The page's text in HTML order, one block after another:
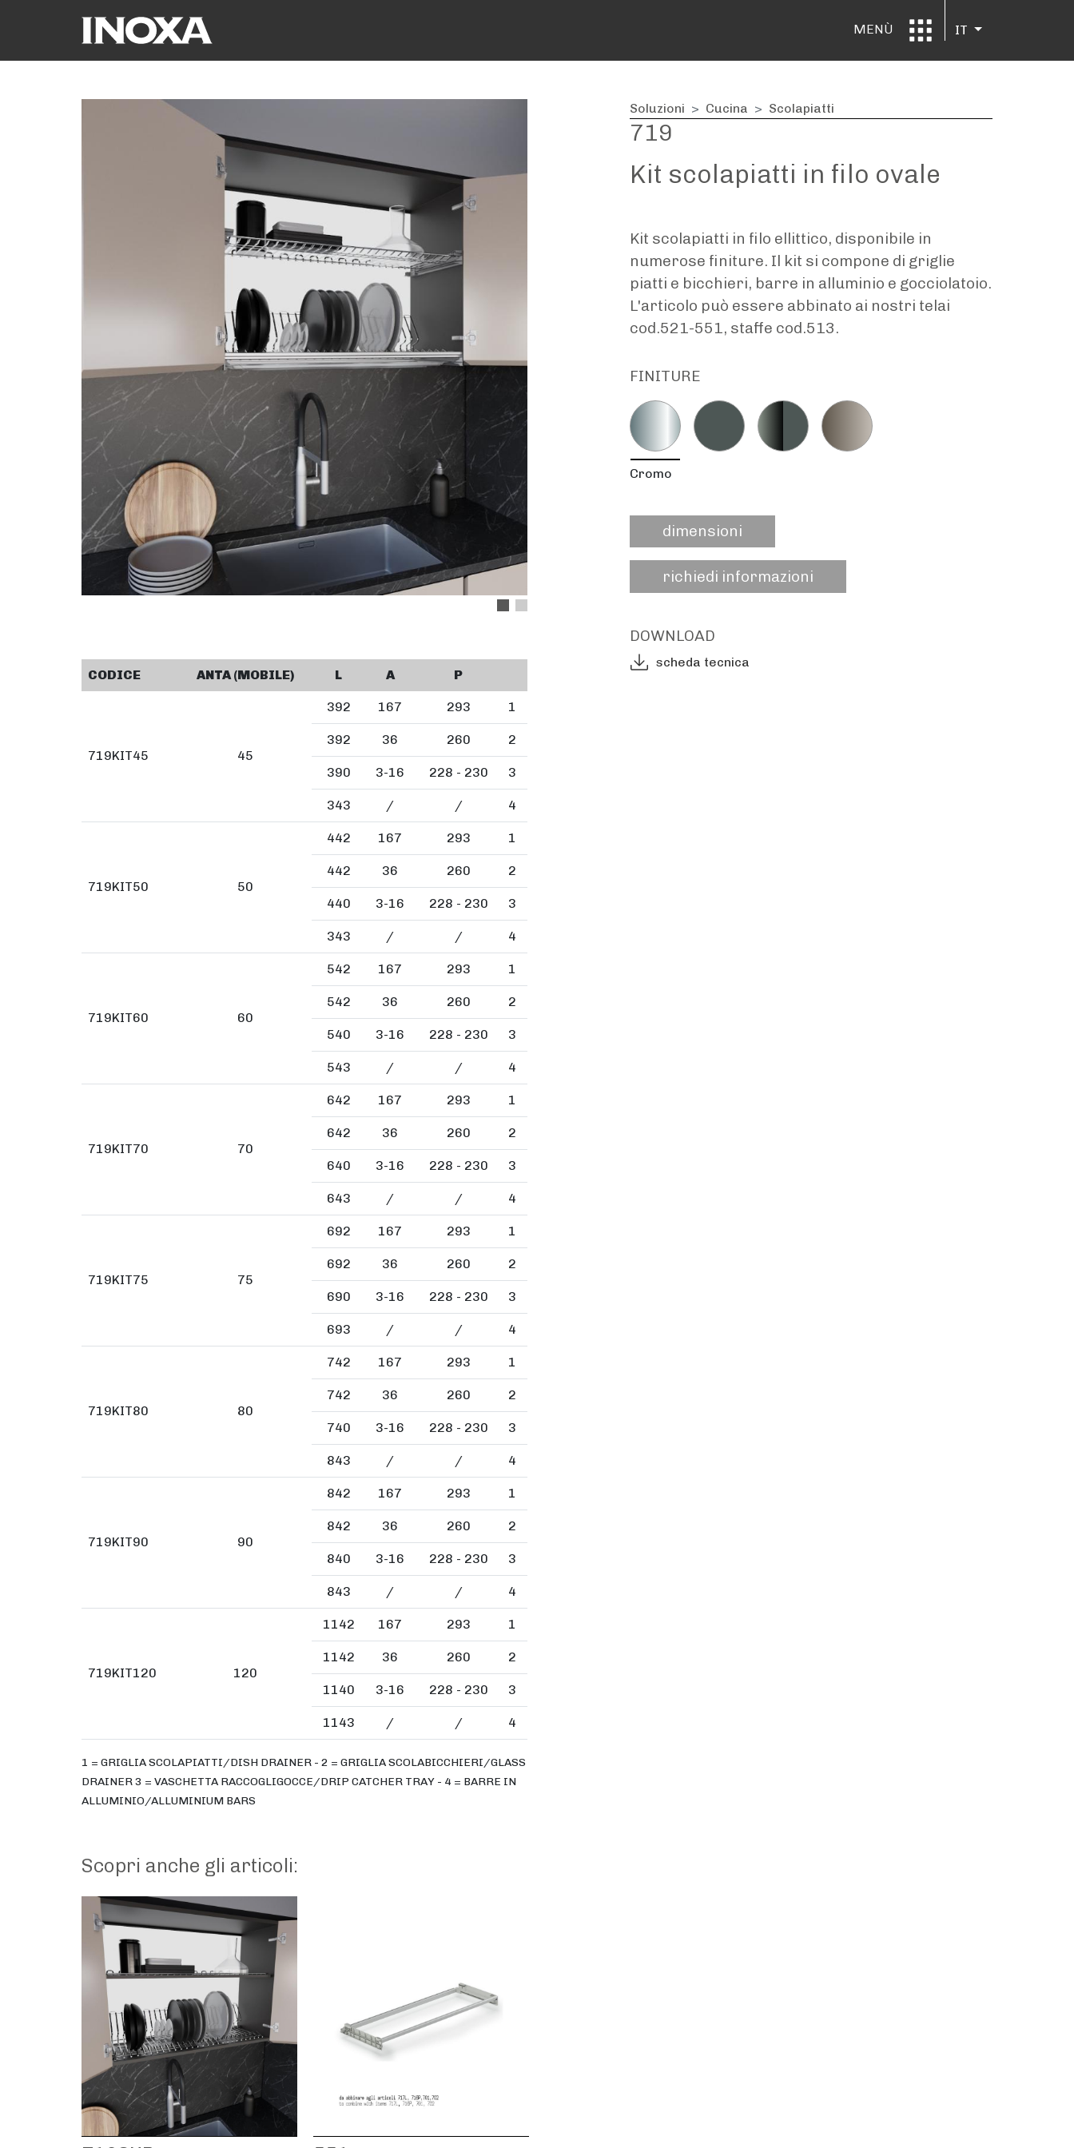
MENÙ IT
CODICE ANTA (MOBILE) L A P
719KIT45 45
392 167 293 1
392 36 260 2
390 3-16 228 - 230 3
343 / / 4
719KIT50 50
442 167 293 1
442 36 260 2
440 3-16 228 - 230 3
343 / / 4
719KIT60 60
542 167 293 1
542 36 260 2
540 3-16 228 - 230 3
543 / / 4
719KIT70 70
642 167 293 1
642 36 260 2
640 3-16 228 - 230 3
643 / / 4
719KIT75 75
692 167 293 1
692 36 260 2
690 3-16 228 - 230 3
693 / / 4
719KIT80 80
742 167 293 1
742 36 260 2
740 3-16 228 - 230 3
843 / / 4
719KIT90 90
842 167 293 1
842 36 260 2
840 3-16 228 - 230 3
843 / / 4
719KIT120 120
1142 167 293 1
1142 36 260 2
1140 3-16 228 - 230 3
1143 / / 4
1 = GRIGLIA SCOLAPIATTI/DISH DRAINER - 2 = GRIGLIA SCOLABICCHIERI/GLASS
DRAINER 3 = VASCHETTA RACCOGLIGOCCE/DRIP CATCHER TRAY - 4 = BARRE IN
ALLUMINIO/ALLUMINIUM BARS
Soluzioni Cucina Scolapiatti
719
Kit scolapiatti in filo ovale
Kit scolapiatti in filo ellittico, disponibile in
numerose finiture. Il kit si compone di griglie
piatti e bicchieri, barre in alluminio e gocciolatoio.
L'articolo può essere abbinato ai nostri telai
cod.521-551, staffe cod.513.
FINITURE
Cromo
dimensioni
richiedi informazioni
DOWNLOAD
scheda tecnica
Scopri anche gli articoli: